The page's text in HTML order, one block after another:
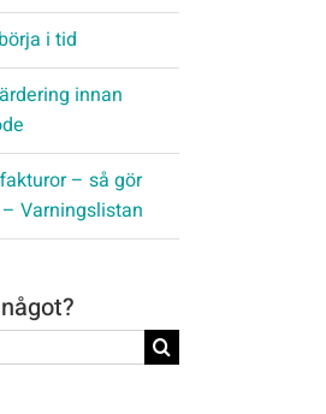
i tid
innan
– så gör
Varningslistan